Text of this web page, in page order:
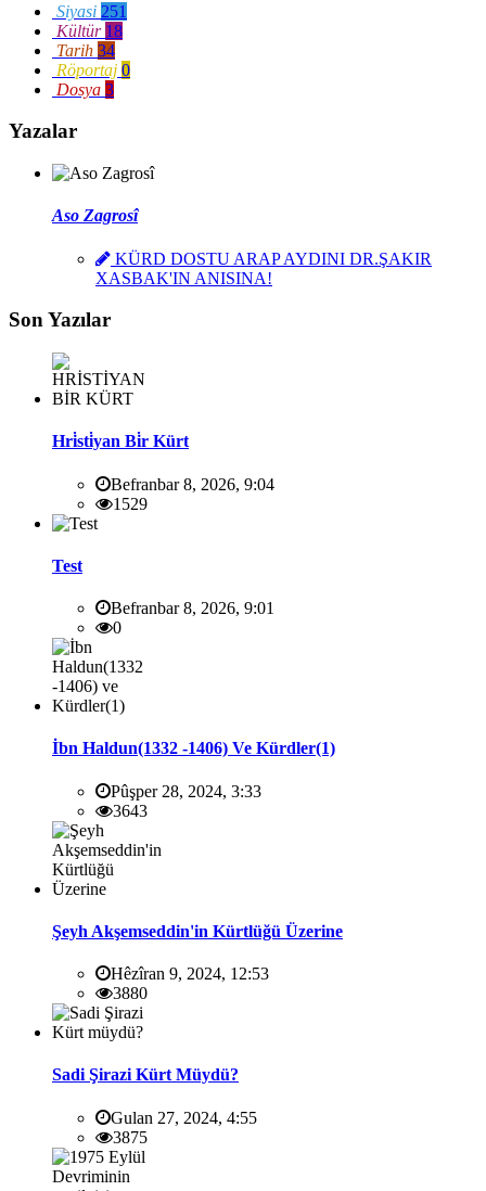
Siyasi 251
Kültür 18
Tarih 34
Röportaj 0
Dosya 3
Yazalar
Aso Zagrosî
KÜRD DOSTU ARAP AYDINI DR.ŞAKIR
XASBAK'IN ANISINA!
Son Yazılar
Hri̇sti̇yan Bi̇r Kürt
Befranbar 8, 2026, 9:04
1529
Test
Befranbar 8, 2026, 9:01
0
İbn Haldun(1332 -1406) Ve Kürdler(1)
Pûşper 28, 2024, 3:33
3643
Şeyh Akşemseddin'in Kürtlüğü Üzerine
Hêzîran 9, 2024, 12:53
3880
Sadi Şirazi Kürt Müydü?
Gulan 27, 2024, 4:55
3875